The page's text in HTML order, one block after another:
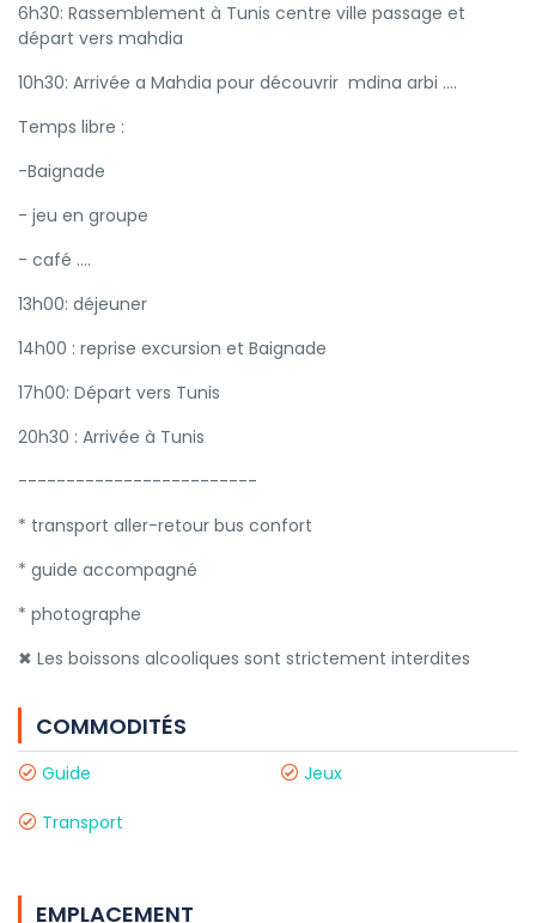
6h30: Rassemblement à Tunis centre ville passage et
départ vers mahdia
10h30: Arrivée a Mahdia pour découvrir mdina arbi ....
Temps libre :
-Baignade
- jeu en groupe
- café ....
13h00: déjeuner
14h00 : reprise excursion et Baignade
17h00: Départ vers Tunis
20h30 : Arrivée à Tunis
-------------------------
* transport aller-retour bus confort
* guide accompagné
* photographe
✖ Les boissons alcooliques sont strictement interdites
COMMODITÉS
Guide Jeux
Transport
EMPLACEMENT